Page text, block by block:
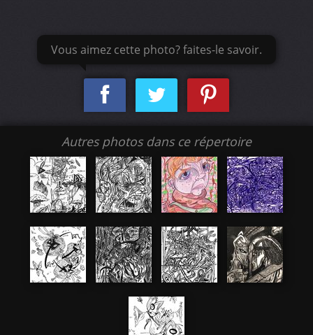
Vous aimez cette photo? faites-le savoir.
Autres photos dans ce répertoire